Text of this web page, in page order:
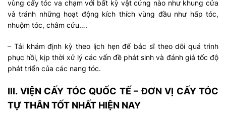
vùng cấy tóc va chạm với bất kỳ vật cứng nào như khung cửa
và tránh những hoạt động kích thích vùng đầu như hấp tóc,
nhuộm tóc, châm cứu….
– Tái khám định kỳ theo lịch hẹn để bác sĩ theo dõi quá trình
phục hồi, kịp thời xử lý các vấn đề phát sinh và đánh giá tốc độ
phát triển của các nang tóc.
III. VIỆN CẤY TÓC QUỐC TẾ – ĐƠN VỊ CẤY TÓC
TỰ THÂN TỐT NHẤT HIỆN NAY